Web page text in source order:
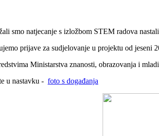
smo natjecanje s izložbom STEM radova
prijave za sudjelovanje u projektu od
Ministarstva znanosti, obrazovanja i
u nastavku - foto s događanja